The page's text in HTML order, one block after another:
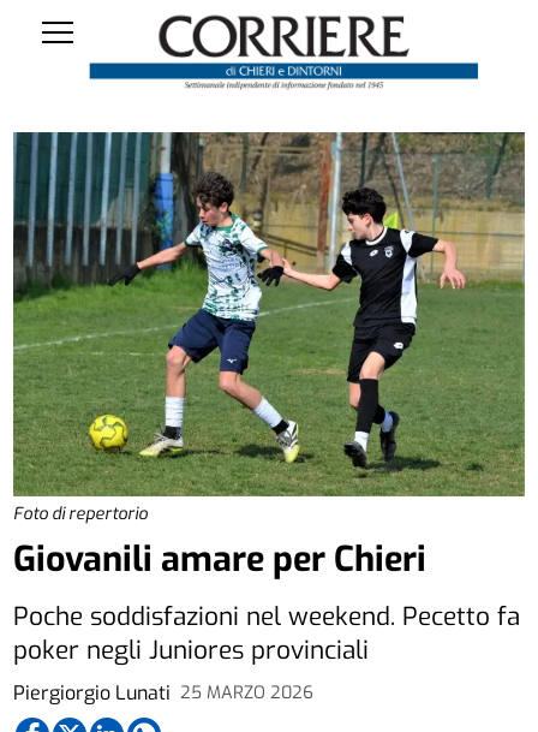
Foto di repertorio
Piergiorgio Lunati 25 MARZO 2026
Giovanili amare per Chieri
Poche soddisfazioni nel weekend. Pecetto fa
poker negli Juniores provinciali